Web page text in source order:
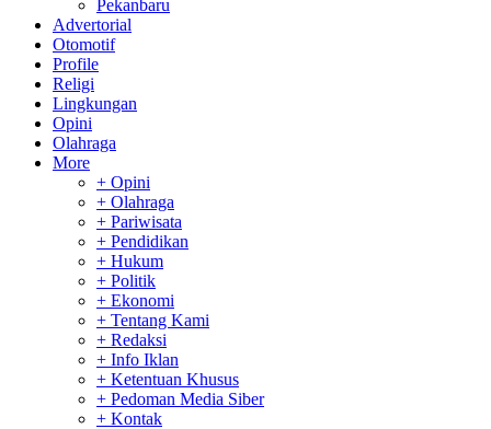
Pekanbaru
Advertorial
Otomotif
Profile
Religi
Lingkungan
Opini
Olahraga
More
+ Opini
+ Olahraga
+ Pariwisata
+ Pendidikan
+ Hukum
+ Politik
+ Ekonomi
+ Tentang Kami
+ Redaksi
+ Info Iklan
+ Ketentuan Khusus
+ Pedoman Media Siber
+ Kontak